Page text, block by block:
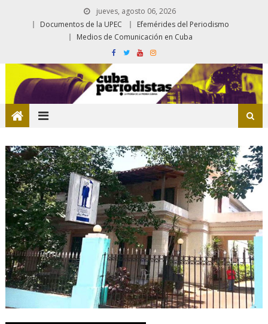
jueves, agosto 06, 2026
Documentos de la UPEC
Efemérides del Periodismo
Medios de Comunicación en Cuba